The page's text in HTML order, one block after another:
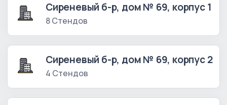
Сиреневый б-р, дом № 69, корпус 1
8 Стендов
Сиреневый б-р, дом № 69, корпус 2
4 Стендов